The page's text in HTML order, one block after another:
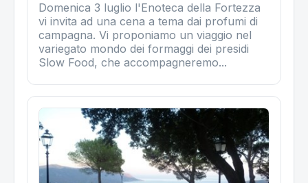
Domenica 3 luglio l'Enoteca della Fortezza
vi invita ad una cena a tema dai profumi di
campagna. Vi proponiamo un viaggio nel
variegato mondo dei formaggi dei presidi
Slow Food, che accompagneremo...